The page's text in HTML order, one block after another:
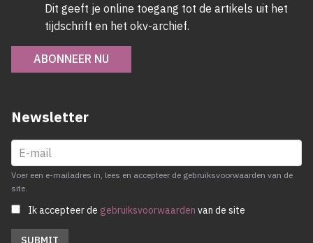
Dit geeft je online toegang tot de artikels uit het
tijdschrift en het okv-archief.
ABONNEER NU
Newsletter
Voer een e-mailadres in, lees en accepteer de gebruiksvoorwaarden van de
site.
Ik accepteer de gebruiksvoorwaarden van de site